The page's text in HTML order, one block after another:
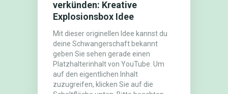
verkünden: Kreative
Explosionsbox Idee
Mit dieser originellen Idee kannst du
deine Schwangerschaft bekannt
geben Sie sehen gerade einen
Platzhalterinhalt von YouTube. Um
auf den eigentlichen Inhalt
zuzugreifen, klicken Sie auf die